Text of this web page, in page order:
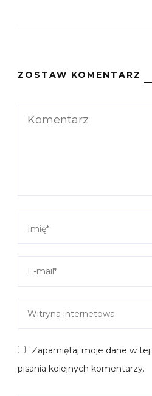
ZOSTAW KOMENTARZ
Zapamiętaj moje dane w
pisania kolejnych komentarzy.